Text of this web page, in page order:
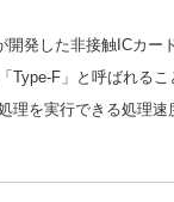
開発した非接触ICカー
Type-F」と呼ばれる
理を実行できる処理